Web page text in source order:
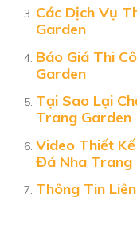
Các Dịch Vụ
Garden
Báo Giá Thi
Garden
Tại Sao Lại
Trang Garden
Video Thiết
Đá Nha Trang
Thông Tin